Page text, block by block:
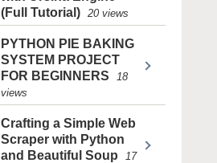
(Full Tutorial) 20 views
PYTHON PIE BAKING
SYSTEM PROJECT
FOR BEGINNERS
18
views
Crafting a Simple Web
Scraper with Python
and Beautiful Soup
17